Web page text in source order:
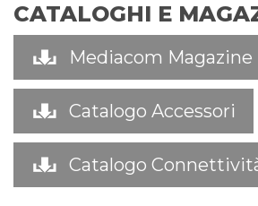
CATALOGHI E
Mediacom Magazine
Catalogo Accessori
Catalogo